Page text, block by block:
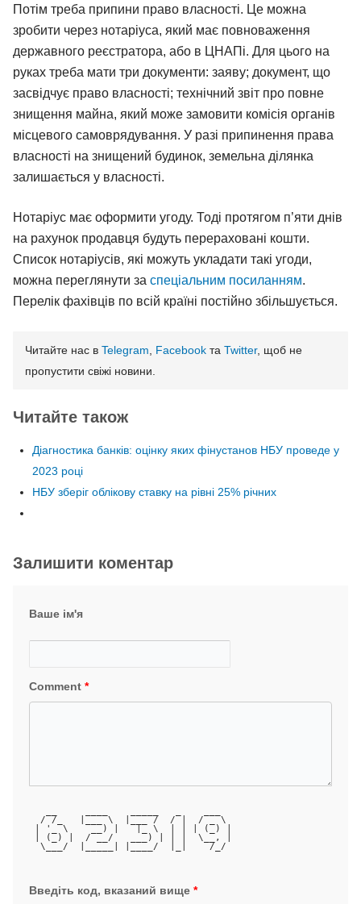
Потім треба припини право власності. Це можна
зробити через нотаріуса, який має повноваження
державного реєстратора, або в ЦНАПі. Для цього на
руках треба мати три документи: заяву; документ, що
засвідчує право власності; технічний звіт про повне
знищення майна, який може замовити комісія органів
місцевого самоврядування. У разі припинення права
власності на знищений будинок, земельна ділянка
залишається у власності.
Нотаріус має оформити угоду. Тоді протягом п’яти днів
на рахунок продавця будуть перераховані кошти.
Список нотаріусів, які можуть укладати такі угоди,
можна переглянути за спеціальним посиланням.
Перелік фахівців по всій країні постійно збільшується.
Читайте нас в Telegram Facebook та Twitter, щоб не
пропустити свіжі новини.
Читайте також
Діагностика банків: оцінку яких фінустанов НБУ проведе у
2023 році
НБУ зберіг облікову ставку на рівні 25% річних
Залишити коментар
Ваше ім'я
Comment *
  / /_   |___ \  |___ /  / |  / _ \
| '_ \    __) |   |_ \  | | | (_) |
| (_) |  / __/   ___) | | |  \__, |
  \___/  |_____| |____/  |_|    /_/
Введіть код, вказаний вище *